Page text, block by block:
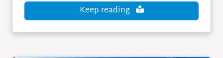
Keep reading